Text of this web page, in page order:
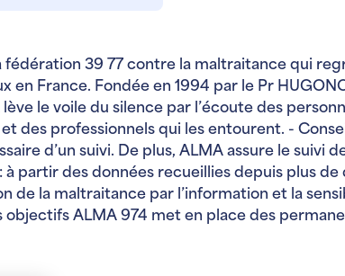
fédération 39 77 contre la maltraitance qui
France. Fondée en 1994 par le Pr
le voile du silence par l’écoute des
des professionnels qui les entourent. -
d’un suivi. De plus, ALMA assure le suivi
partir des données recueillies depuis plus de
de la maltraitance par l’information et la
ALMA 974 met en place des